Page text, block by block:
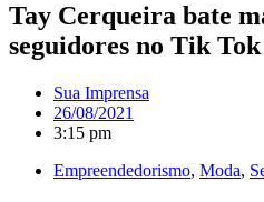
Tay Cerqueira bate
seguidores no Tik Tok
Sua Imprensa
26/08/2021
3:15 pm
Empreendedorismo, Moda,